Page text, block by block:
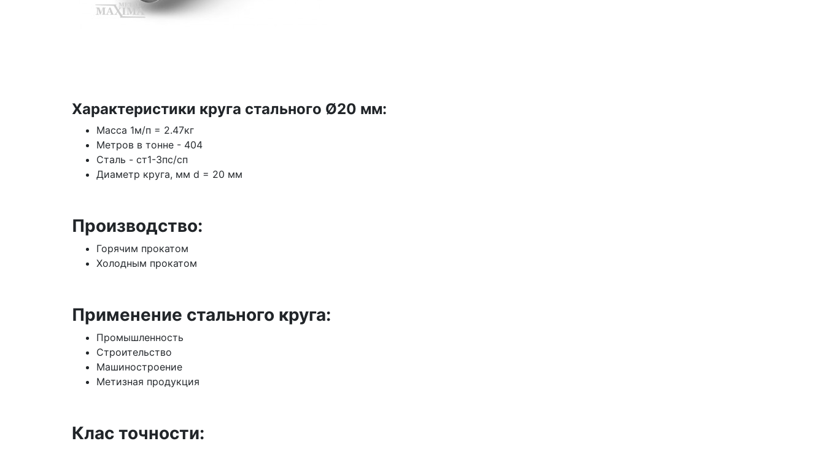
Характеристики круга стального Ø20 мм:
Масса 1м/п = 2.47кг
Метров в тонне - 404
Сталь - ст1-3пс/сп
Диаметр круга, мм d = 20 мм
Производство:
Горячим прокатом
Холодным прокатом
Применение стального круга:
Промышленность
Строительство
Машиностроение
Метизная продукция
Клас точности: